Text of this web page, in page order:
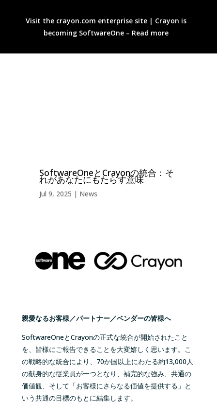
Visit the crayon.com enterprise site | Crayon is
becoming SoftwareOne – Read more
SoftwareOneとCrayonの統合：そ
れがあなたにもたらす意味
Jul 9, 2025 News
親愛なるお客様／パートナー／ベンダーの皆様へ
SoftwareOneとCrayonの正式な統合が開始されたこと
を、皆様にご報告できることを大変嬉しく思います。こ
の戦略的な統合により、 70か国以上にわたる約13,000人
の献身的な従業員が一つとなり、補完的な強み、共通の
価値観、そして「お客様にさらなる価値を提供する」と
いう共通の目標のもとに結集します。